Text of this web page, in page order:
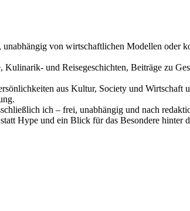
von wirtschaftlichen Modellen
und Reisegeschichten, Beiträge zu
aus Kultur, Society und
ich – frei, unabhängig und nach
Hype und ein Blick für das Besondere hinter